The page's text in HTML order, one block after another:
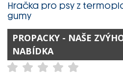
Hračka pro psy z
gumy
PROPACKY - NAŠE
NABÍDKA